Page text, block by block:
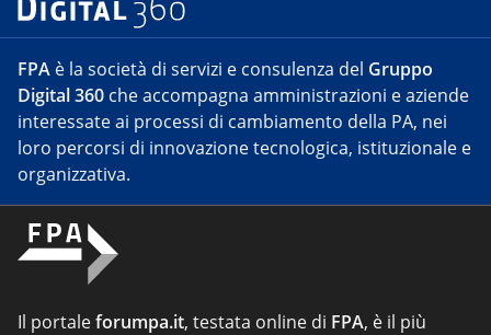
FPA è la società di servizi e consulenza del Gruppo
Digital 360 che accompagna amministrazioni e aziende
interessate ai processi di cambiamento della PA, nei
loro percorsi di innovazione tecnologica, istituzionale e
organizzativa.
Il portaleforumpa.it, testata online di FPA, è il più